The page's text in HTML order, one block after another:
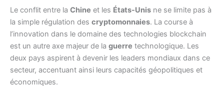
Le conflit entre la Chine et les États-Unis ne se limite pas à
la simple régulation des cryptomonnaies. La course à
l’innovation dans le domaine des technologies blockchain
est un autre axe majeur de la guerre technologique. Les
deux pays aspirent à devenir les leaders mondiaux dans ce
secteur, accentuant ainsi leurs capacités géopolitiques et
économiques.